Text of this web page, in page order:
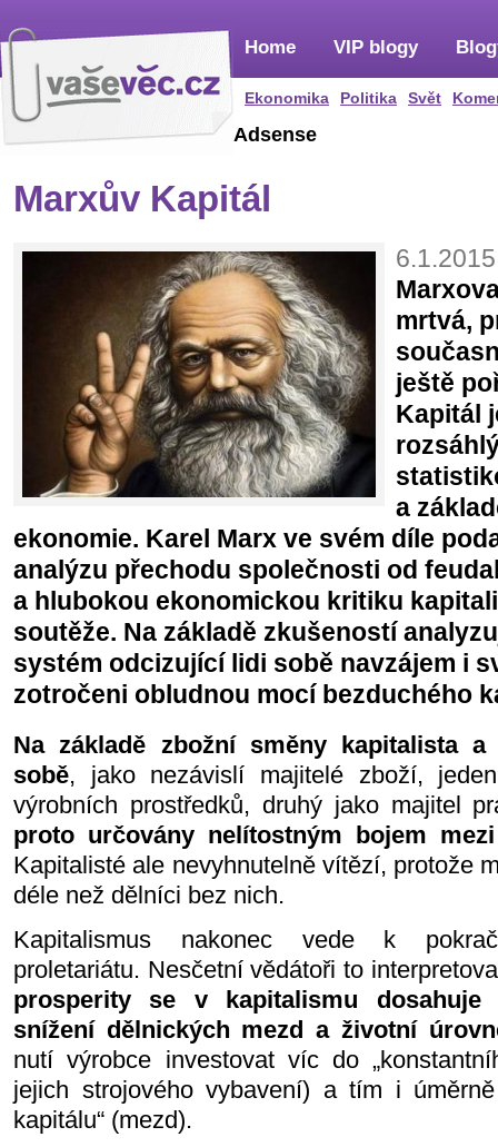
Home
Ekonomika Politika Svět
VIP blogy
Adsense
Marxův Kapitál
mrtvá,
ještě
Kapitál
a
ekonomie. Karel Marx ve svém díle
analýzu přechodu společnosti od
a hlubokou ekonomickou kritiku
soutěže. Na základě zkušeností
systém odcizující lidi sobě navzájem i
zotročeni obludnou mocí bezduchého
Na základě zbožní směny kapitalista
sobě, jako nezávislí majitelé zboží,
výrobních prostředků, druhý jako majitel
proto určovány nelítostným bojem
Kapitalisté ale nevyhnutelně vítězí, protože
déle než dělníci bez nich.
Kapitalismus nakonec vede k
proletariátu. Nesčetní vědátoři to
prosperity se v kapitalismu dosahuje
snížení dělnických mezd a životní
nutí výrobce investovat víc do
jejich strojového vybavení) a tím i
kapitálu“ (mezd).